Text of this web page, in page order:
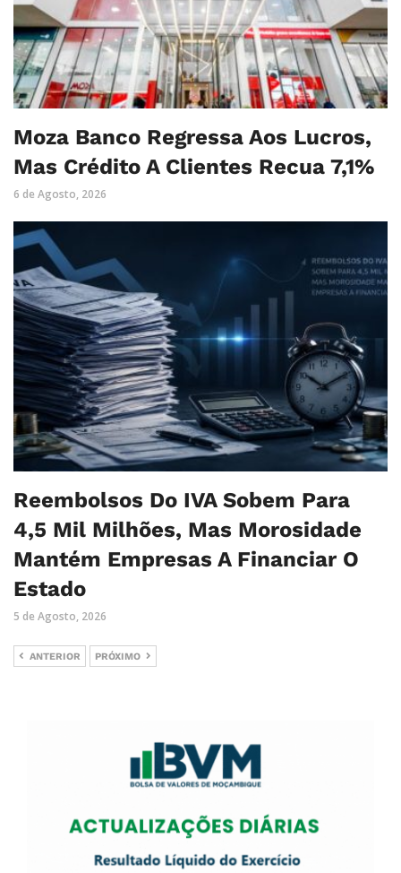
Moza Banco Regressa Aos Lucros,
Mas Crédito A Clientes Recua 7,1%
6 de Agosto, 2026
Reembolsos Do IVA Sobem Para
4,5 Mil Milhões, Mas Morosidade
Mantém Empresas A Financiar O
Estado
5 de Agosto, 2026
ANTERIOR PRÓXIMO